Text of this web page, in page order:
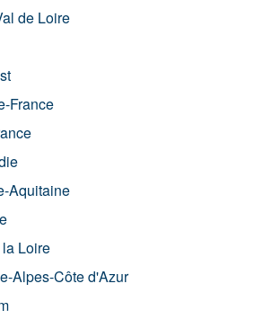
de Loire
France
Aquitaine
Loire
Alpes-Côte d'Azur